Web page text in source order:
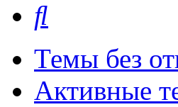
Темы без
Активные